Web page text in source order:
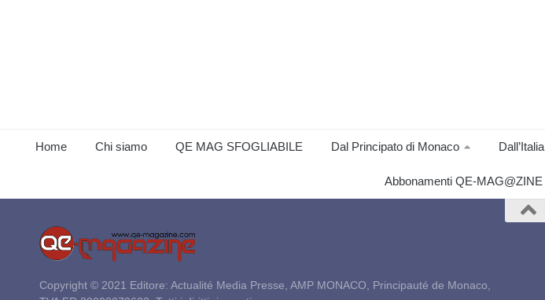
Home Chi siamo QE MAG SFOGLIABILE Dal Principato di Monaco Dall’Italia
Abbonamenti QE-MAG@ZINE
Copyright © 2021 Editore: Actualité Media Presse, AMP MONACO, Principauté de Monaco,